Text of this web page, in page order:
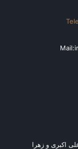
اکبری و زهرا